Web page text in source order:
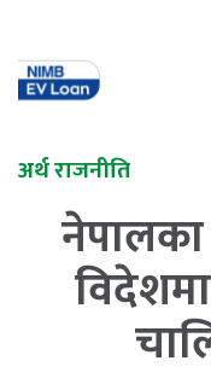
अर्थ राजनीति